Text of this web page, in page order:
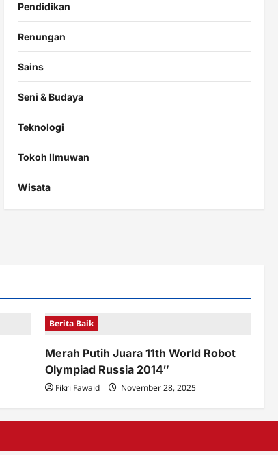
Pendidikan
Renungan
Sains
Seni & Budaya
Teknologi
Tokoh Ilmuwan
Wisata
Berita Baik
Merah Putih Juara 11th World Robot
Olympiad Russia 2014″
Fikri Fawaid November 28, 2025